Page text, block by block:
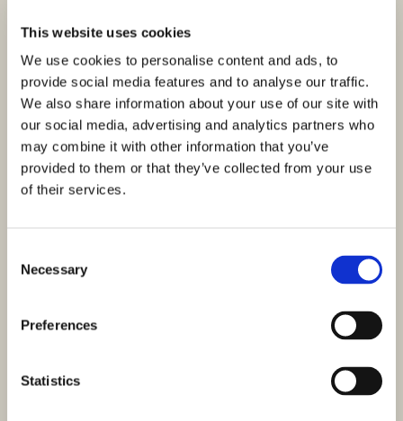
This website uses cookies
We use cookies to personalise content and ads, to
provide social media features and to analyse our traffic.
We also share information about your use of our site with
our social media, advertising and analytics partners who
may combine it with other information that you’ve
provided to them or that they’ve collected from your use
of their services.
Selection
Necessary
Preferences
Statistics